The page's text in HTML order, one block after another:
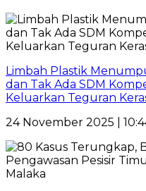
Limbah Plastik
dan Tak Ada SDM
Keluarkan Teguran
24 November 2025 |